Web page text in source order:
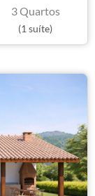
3 Quartos
(1 suíte)